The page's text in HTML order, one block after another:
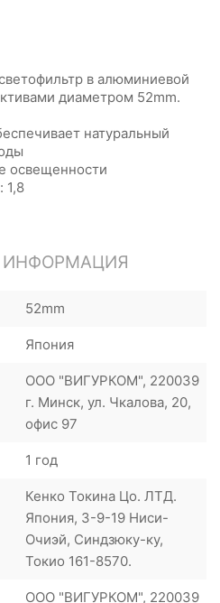
в алюминиевой
диаметром 52mm.
натуральный
освещенности
1,8
52mm
Япония
ООО "ВИГУРКОМ", 220039
г. Минск, ул. Чкалова, 20,
офис 97
1 год
Кенко Токина Цо. ЛТД.
Япония, 3-9-19 Ниси-
Очиэй, Синдзюку-ку,
Токио 161-8570.
ООО "ВИГУРКОМ", 220039